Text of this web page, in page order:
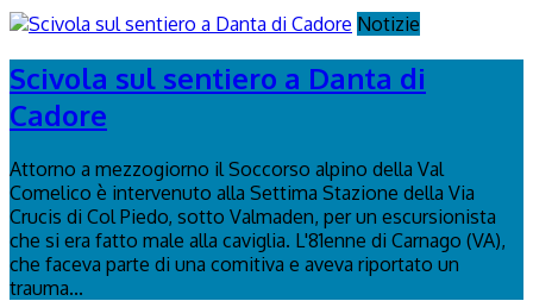
Notizie
Scivola sul sentiero a Danta di
Cadore
Attorno a mezzogiorno il Soccorso alpino della Val
Comelico è intervenuto alla Settima Stazione della Via
Crucis di Col Piedo, sotto Valmaden, per un escursionista
che si era fatto male alla caviglia. L'81enne di Carnago (VA),
che faceva parte di una comitiva e aveva riportato un
trauma...